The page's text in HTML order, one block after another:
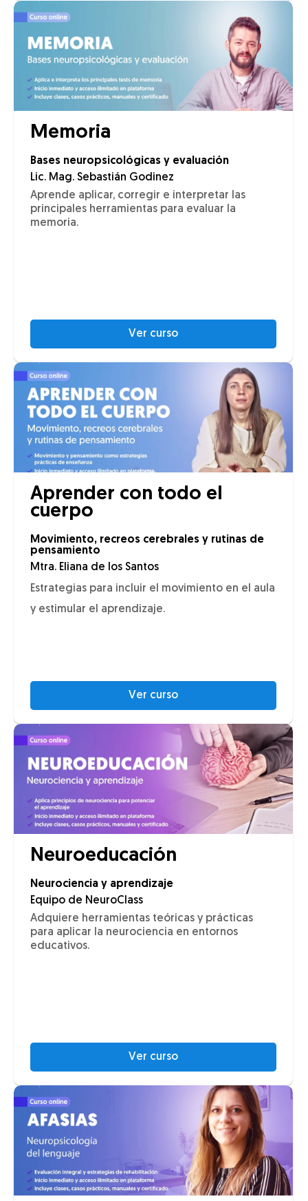
Memoria
Bases neuropsicológicas y evaluación
Lic. Mag. Sebastián Godinez
Aprende aplicar, corregir e interpretar las
principales herramientas para evaluar la
memoria.
Ver curso
Aprender con todo el
cuerpo
Movimiento, recreos cerebrales y rutinas de
pensamiento
Mtra. Eliana de los Santos
Estrategias para incluir el movimiento en el aula
y estimular el aprendizaje.
Ver curso
Neuroeducación
Neurociencia y aprendizaje
Equipo de NeuroClass
Adquiere herramientas teóricas y prácticas
para aplicar la neurociencia en entornos
educativos.
Ver curso